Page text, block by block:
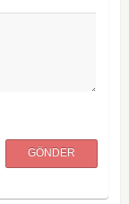
GÖNDER